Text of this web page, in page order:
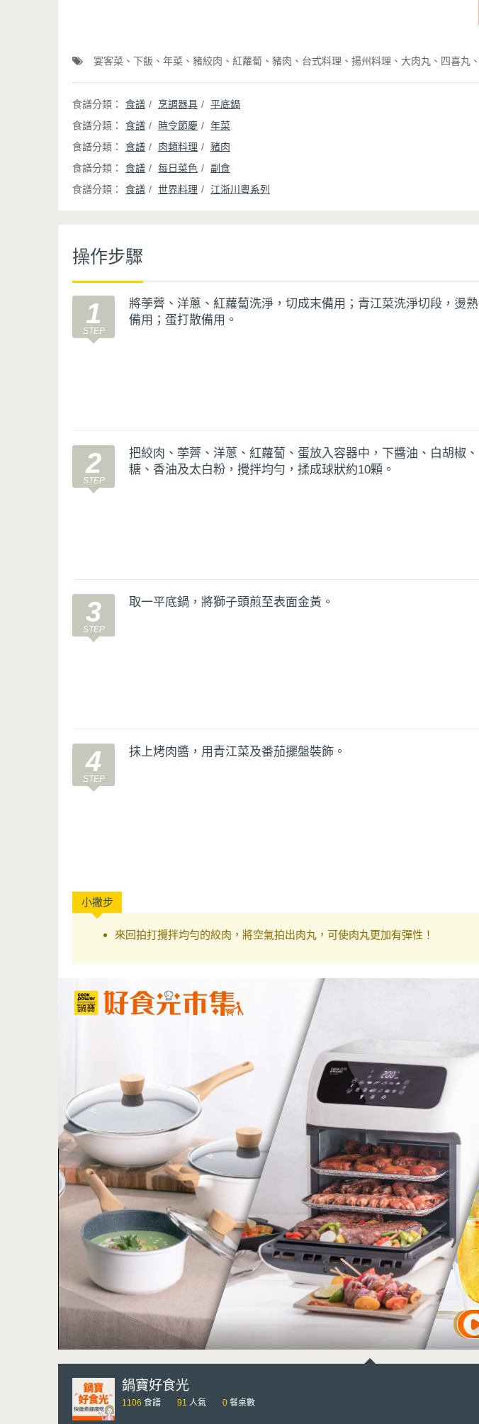
宴客菜 下飯 年菜 豬絞肉 紅蘿蔔 豬肉 台式料理 揚州料理 大肉丸 四喜丸
食譜 烹調器具
平底鍋
食譜
時令節慶
年菜
食譜
肉類料理
豬肉
食譜
每日菜色
副食
食譜
世界料理 江浙川粵系列
操作步驟
1
將荸薺、洋蔥、紅蘿蔔洗淨，切成末備用；青江菜洗淨切段，燙熟
備用；蛋打散備用。
2
把絞肉、荸薺、洋蔥、紅蘿蔔、蛋放入容器中，下醬油、白胡椒、
糖、香油及太白粉，攪拌均勻，揉成球狀約10顆。
3 取一平底鍋，將獅子頭煎至表面金黃。
4 抹上烤肉醬，用青江菜及番茄擺盤裝飾。
來回拍打攪拌均勻的絞肉，將空氣拍出肉丸，可使肉丸更加有彈性！
鍋寶好食光
1106 食譜 91 人氣 0 餐桌數